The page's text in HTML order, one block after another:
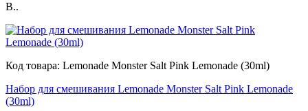
B..
Код товара: Lemonade Monster Salt Pink Lemonade (30ml)
Набор для смешивания Lemonade Monster Salt Pink Lemonade
(30ml)